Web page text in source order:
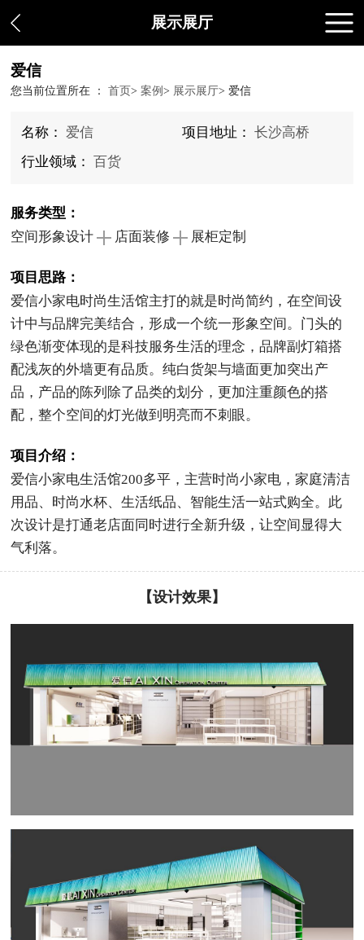
展示展厅
爱信
您当前位置所在 ：首页>案例> 展示展厅>爱信
名称： 爱信 项目地址： 长沙高桥
行业领域：
百货
服务类型：
空间形象设计
店面装修 展柜定制
项目思路：
爱信小家电时尚生活馆主打的就是时尚简约，在空间设
计中与品牌完美结合，形成一个统一形象空间。门头的
绿色渐变体现的是科技服务生活的理念，品牌副灯箱搭
配浅灰的外墙更有品质。纯白货架与墙面更加突出产
品，产品的陈列除了品类的划分，更加注重颜色的搭
配，整个空间的灯光做到明亮而不刺眼。
项目介绍：
爱信小家电生活馆200多平，主营时尚小家电，家庭清洁
用品、时尚水杯、生活纸品、智能生活一站式购全。此
次设计是打通老店面同时进行全新升级，让空间显得大
气利落。
【设计效果】